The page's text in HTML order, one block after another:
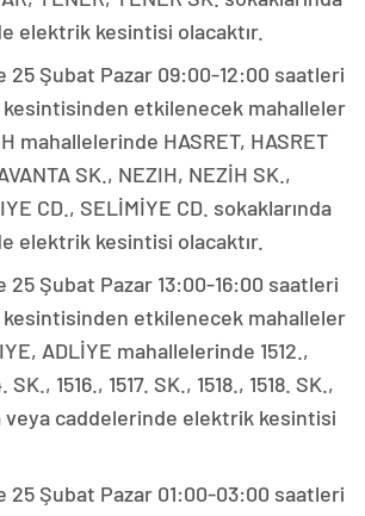
elektrik kesintisi olacaktır.
25 Şubat Pazar 09:00-12:00 saatleri
kesintisinden etkilenecek mahalleler
mahallelerinde HASRET, HASRET
SK., NEZIH, NEZİH SK.,
CD., SELİMİYE CD. sokaklarında
elektrik kesintisi olacaktır.
25 Şubat Pazar 13:00-16:00 saatleri
kesintisinden etkilenecek mahalleler
ADLİYE mahallelerinde 1512.,
SK., 1516., 1517. SK., 1518., 1518. SK.,
veya caddelerinde elektrik kesintisi
25 Şubat Pazar 01:00-03:00 saatleri